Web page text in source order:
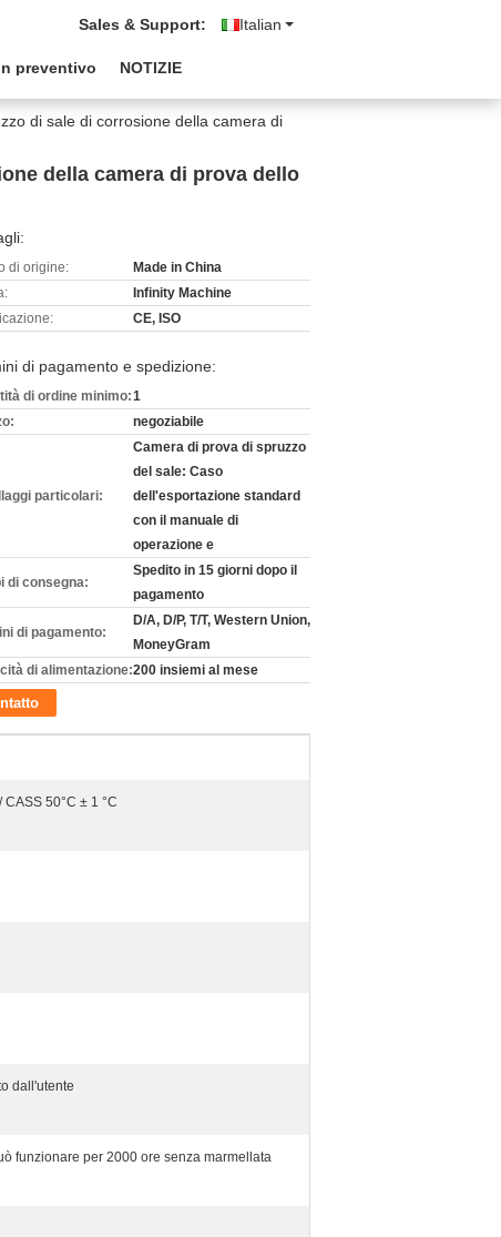
Italian
Sales & Support:
preventivo NOTIZIE
di sale di corrosione della camera di
della camera di prova dello
di origine:
Made in China
Infinity Machine
CE, ISO
di pagamento e spedizione:
di ordine minimo:1
negoziabile
particolari:
Camera di prova di spruzzo
del sale: Caso
dell'esportazione standard
con il manuale di
operazione e
di consegna:
Spedito in 15 giorni dopo il
pagamento
di pagamento:
D/A, D/P, T/T, Western Union,
MoneyGram
di alimentazione:200 insiemi al mese
CASS 50°C ± 1 °C
dall'utente
funzionare per 2000 ore senza marmellata